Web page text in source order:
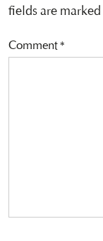
fields are marked
Comment*